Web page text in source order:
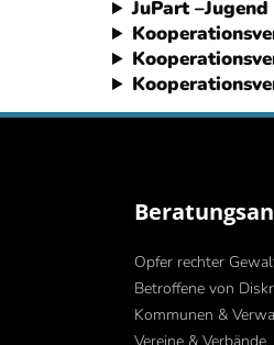
JuPart –
Opfer rechter
Betroffene von
Kommunen &